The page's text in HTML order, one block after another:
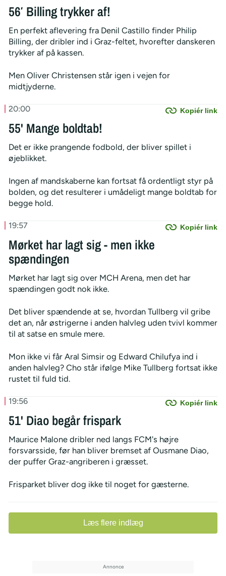
56′ Billing trykker af!
En perfekt aflevering fra Denil Castillo finder Philip
Billing, der dribler ind i Graz-feltet, hvorefter danskeren
trykker af på kassen.
Men Oliver Christensen står igen i vejen for
midtjyderne.
20:00 Kopiér link
55' Mange boldtab!
Det er ikke prangende fodbold, der bliver spillet i
øjeblikket.
Ingen af mandskaberne kan fortsat få ordentligt styr på
bolden, og det resulterer i umådeligt mange boldtab for
begge hold.
19:57 Kopiér link
Mørket har lagt sig - men ikke
spændingen
Mørket har lagt sig over MCH Arena, men det har
spændingen godt nok ikke.
Det bliver spændende at se, hvordan Tullberg vil gribe
det an, når østrigerne i anden halvleg uden tvivl kommer
til at satse en smule mere.
Mon ikke vi får Aral Simsir og Edward Chilufya ind i
anden halvleg? Cho står ifølge Mike Tullberg fortsat ikke
rustet til fuld tid.
19:56 Kopiér link
51' Diao begår frispark
Maurice Malone dribler ned langs FCM's højre
forsvarsside, før han bliver bremset af Ousmane Diao,
der puffer Graz-angriberen i græsset.
Frisparket bliver dog ikke til noget for gæsterne.
Læs flere indlæg